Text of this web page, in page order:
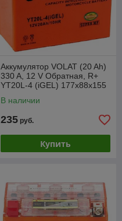
Аккумулятор VOLAT (20 Ah)
330 A, 12 V Обратная, R+
YT20L-4 (iGEL) 177x88x155
В наличии
235 руб.
Купить